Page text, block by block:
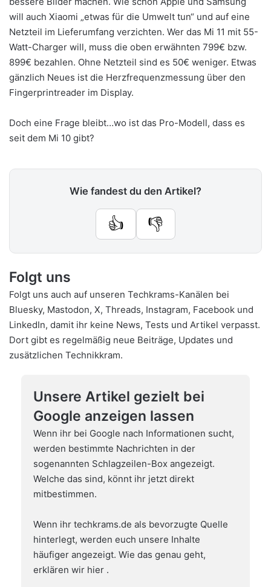
will auch Xiaomi „etwas für die Umwelt tun“ und auf eine
Netzteil im Lieferumfang verzichten. Wer das Mi 11 mit 55-
Watt-Charger will, muss die oben erwähnten 799€ bzw.
899€ bezahlen. Ohne Netzteil sind es 50€ weniger. Etwas
gänzlich Neues ist die Herzfrequenzmessung über den
Fingerprintreader im Display.
Doch eine Frage bleibt…wo ist das Pro-Modell, dass es
seit dem Mi 10 gibt?
Wie fandest du den Artikel?
👍 👎
Folgt uns
Folgt uns auch auf unseren Techkrams-Kanälen bei
Bluesky, Mastodon, X, Threads, Instagram, Facebook und
LinkedIn, damit ihr keine News, Tests und Artikel verpasst.
Dort gibt es regelmäßig neue Beiträge, Updates und
zusätzlichen Technikkram.
Unsere Artikel gezielt bei
Google anzeigen lassen
Wenn ihr bei Google nach Informationen sucht,
werden bestimmte Nachrichten in der
sogenannten Schlagzeilen-Box angezeigt.
Welche das sind, könnt ihr jetzt direkt
mitbestimmen.
Wenn ihr techkrams.de als bevorzugte Quelle
hinterlegt, werden euch unsere Inhalte
häufiger angezeigt. Wie das genau geht,
erklären wir hier .